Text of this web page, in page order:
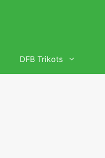
DFB Trikots